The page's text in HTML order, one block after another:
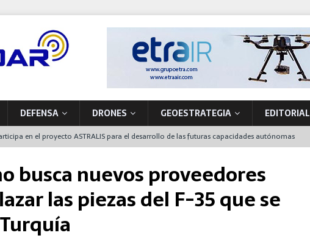
DEFENSA DRONES GEOESTRATEGIA EDITORIAL
en el proyecto ASTRALIS para el desarrollo de las futuras capacidades autónomas
una nueva planta de producción de vehículos militares en A Coruña
a Francia el primer NH90 para operaciones especiales que también funcionará en
busca nuevos proveedores
las piezas del F-35 que se